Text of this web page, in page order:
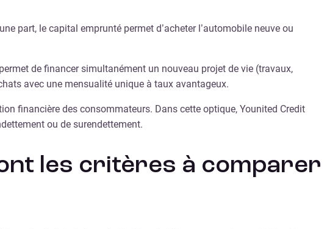
part, le capital emprunté permet d’acheter l’automobile neuve ou
de financer simultanément un nouveau projet de vie (travaux,
avec une mensualité unique à taux avantageux.
financière des consommateurs. Dans cette optique, Younited Credit
ou de surendettement.
les critères à comparer